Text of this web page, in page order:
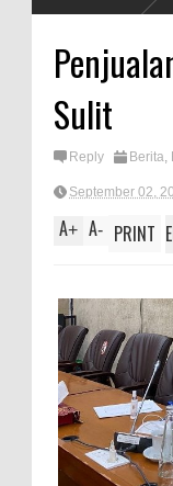
Sulit
Reply Berita,
September 02,
A+ A- PRINT